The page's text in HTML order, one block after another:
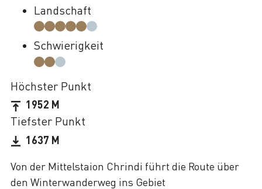
Von der Mittelstaion Chrindi führt die Route über
den Winterwanderweg ins Gebiet
Landschaft
Schwierigkeit
Höchster Punkt
1952 M
Tiefster Punkt
1637 M